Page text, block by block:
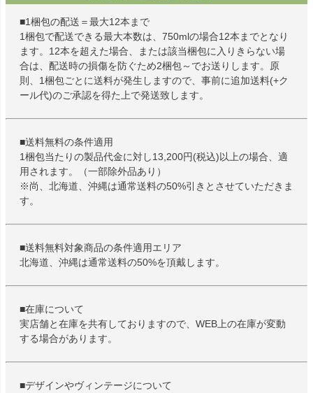
■1梱包の配送＝最大12本まで
1梱包で配送できる最大本数は、750mlの場合12本までとなり
ます。12本を超えた場合、または該当梱包に入りきらない場
合は、配送時の損傷を防ぐため2梱包～でお送りします。原
則、1梱包ごとに送料が発生しますので、事前に追加送料(+ク
ール代)のご承認を得た上で発送致します。
■送料無料の条件適用
1梱包当たりの製品代金に対し13,200円(税込)以上の場合、適
用されます。（一部除外品あり）
※尚、北海道、沖縄は通常送料の50%引きとさせていただきま
す。
■送料無料対象商品の条件適用エリア
北海道、沖縄は通常送料の50%を頂戴します。
■在庫について
実店舗と在庫を共有しておりますので、WEB上の在庫が変動
する場合があります。
■デザインやヴィンテージについて